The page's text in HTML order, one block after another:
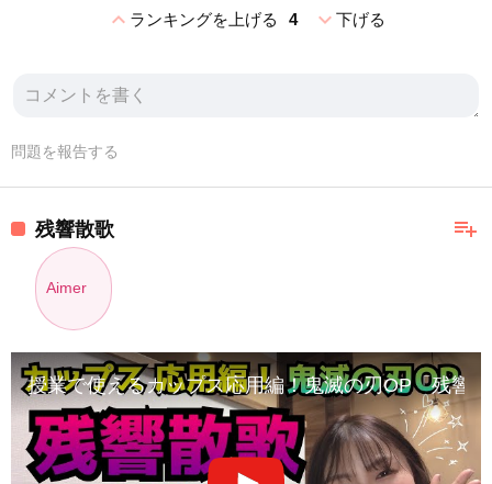
expand_lessランキングを上げる 4 expand_more下げる
問題を報告する
playlist_add
残響散歌
Aimer
授業で使えるカップス応用編！鬼滅の刃OP「残響